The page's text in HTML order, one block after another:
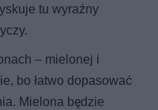
tu wyraźny
– mielonej i
bo łatwo dopasować
Mielona będzie